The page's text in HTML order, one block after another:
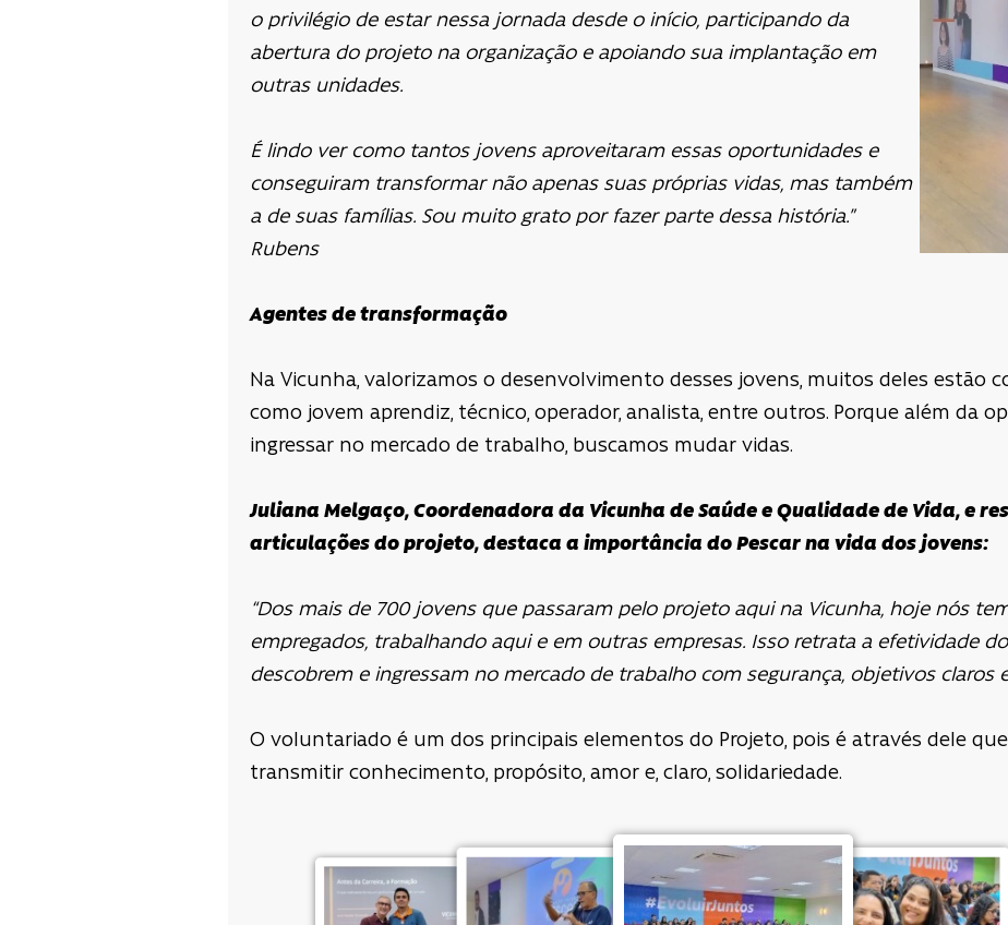
o privilégio de estar nessa jornada desde o início, participando da
abertura do projeto na organização e apoiando sua implantação em
outras unidades.
É lindo ver como tantos jovens aproveitaram essas oportunidades e
conseguiram transformar não apenas suas próprias vidas, mas também
a de suas famílias. Sou muito grato por fazer parte dessa história.”
Rubens
Agentes de transformação
Na Vicunha, valorizamos o desenvolvimento desses jovens, muitos deles estão
como jovem aprendiz, técnico, operador, analista, entre outros. Porque além da
ingressar no mercado de trabalho, buscamos mudar vidas.
Juliana Melgaço, Coordenadora da Vicunha de Saúde e Qualidade de Vida, e
articulações do projeto, destaca a importância do Pescar na vida dos jovens:
“Dos mais de 700 jovens que passaram pelo projeto aqui na Vicunha, hoje nós
empregados, trabalhando aqui e em outras empresas. Isso retrata a efetividade
descobrem e ingressam no mercado de trabalho com segurança, objetivos claros
O voluntariado é um dos principais elementos do Projeto, pois é através dele
transmitir conhecimento, propósito, amor e, claro, solidariedade.